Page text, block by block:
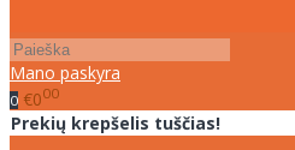
Mano paskyra
0 €000
Prekių krepšelis tuščias!